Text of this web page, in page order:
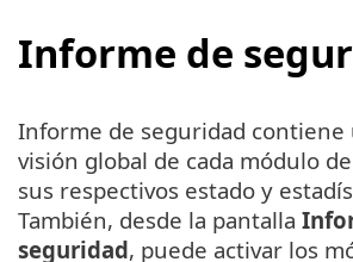
Informe de
Informe de seguridad contiene
visión global de cada módulo
sus respectivos estado y
También, desde la pantalla
seguridad, puede activar los